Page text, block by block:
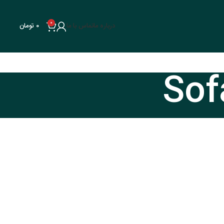
درباره ماتماس با ما 0
0 تومان